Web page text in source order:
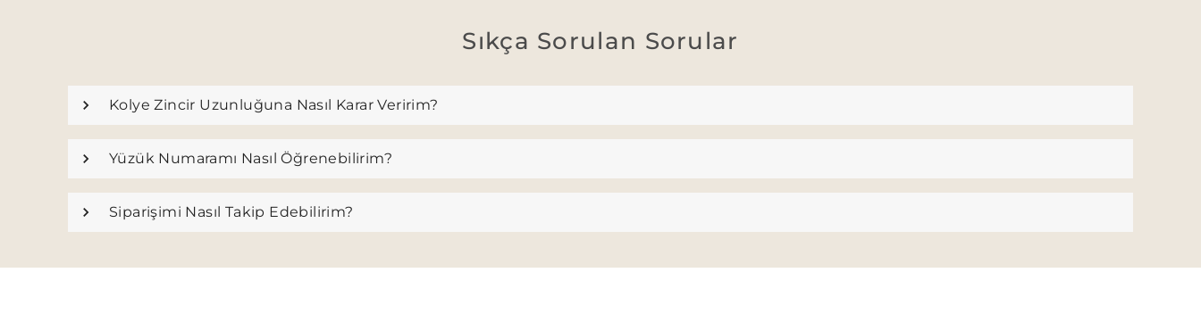
Sıkça Sorulan Sorular
Kolye Zincir Uzunluğuna Nasıl Karar Veririm?
Yüzük Numaramı Nasıl Öğrenebilirim?
Siparişimi Nasıl Takip Edebilirim?